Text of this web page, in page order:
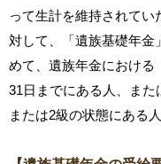
って生計を維持されてい
対して、「遺族基礎年金
めて、遺族年金における
31日までにある人、また
または2級の状態にある